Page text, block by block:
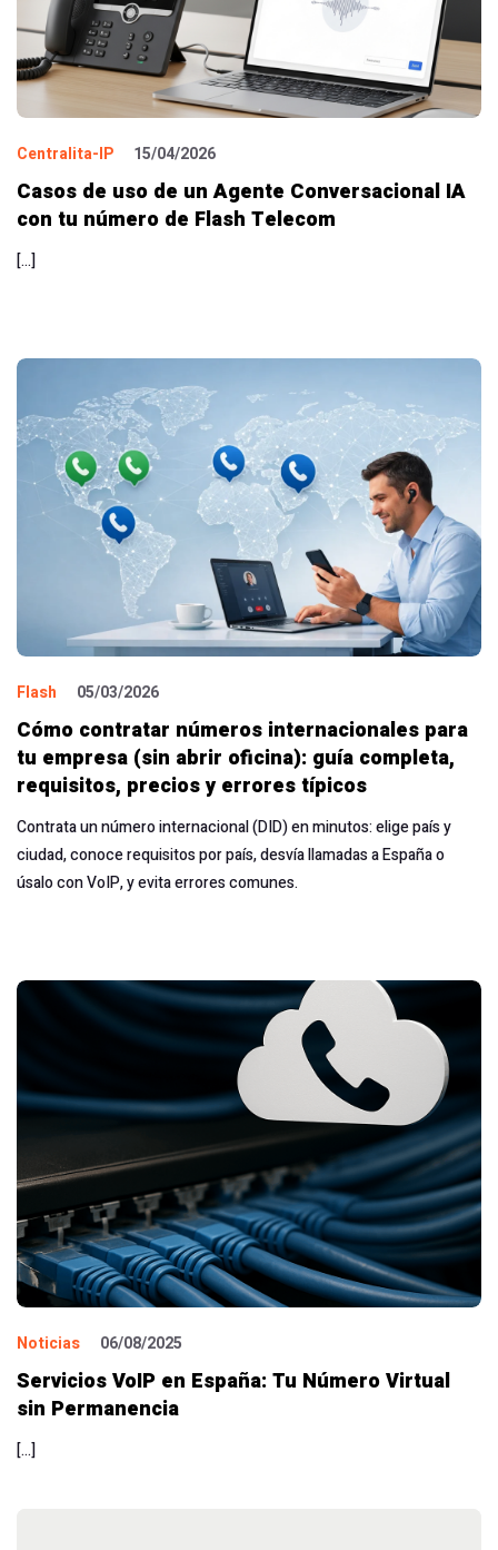
Centralita-IP 15/04/2026
Casos de uso de un Agente Conversacional IA
con tu número de Flash Telecom
[…]
Flash 05/03/2026
Cómo contratar números internacionales para
tu empresa (sin abrir oficina): guía completa,
requisitos, precios y errores típicos
Contrata un número internacional (DID) en minutos: elige país y
ciudad, conoce requisitos por país, desvía llamadas a España o
úsalo con VoIP, y evita errores comunes.
Noticias 06/08/2025
Servicios VoIP en España: Tu Número Virtual
sin Permanencia
[…]